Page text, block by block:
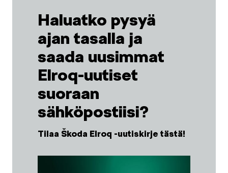
Haluatko pysyä
ajan tasalla ja
saada uusimmat
Elroq-uutiset
suoraan
sähköpostiisi?
Tilaa Škoda Elroq -uutiskirje tästä!